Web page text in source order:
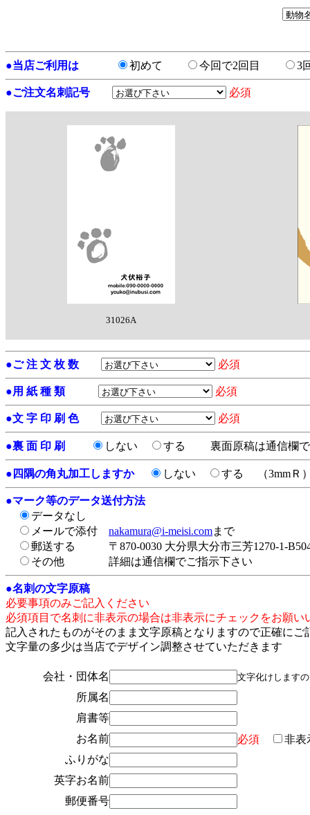
●当店ご利用は 初めて 今回で2回目 3
●ご注文名刺記号 必須
31026A
●ご 注 文 枚 数 必須
●用 紙 種 類 必須
●文 字 印 刷 色 必須
●裏 面 印 刷 しない する 裏面原稿は通信欄
● 四隅の角丸加工しますか しない する （3mmＲ
●マーク等のデータ送付方法
データなし
メールで添付 nakamura@i-meisi.comまで
郵送する 〒870-0030 大分県大分市三芳1270-1-
その他 詳細は通信欄でご指示下さい
●名刺の文字原稿
必要事項のみご記入ください
必須項目で名刺に非表示の場合は非表示にチェックをお願い
記入されたものがそのまま文字原稿となりますので正確にご
文字量の多少は当店でデザイン調整させていただきます
会社・団体名 文字化けします
所属名
肩書等
お名前
必須
非表
ふりがな
英字お名前
郵便番号